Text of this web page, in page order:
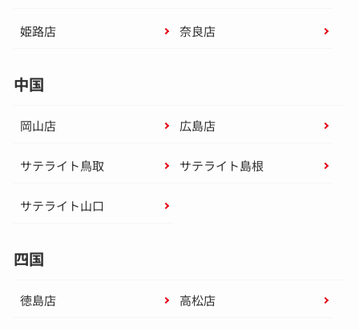
姫路店 奈良店
中国
岡山店 広島店
サテライト鳥取 サテライト島根
サテライト山口
四国
徳島店 高松店